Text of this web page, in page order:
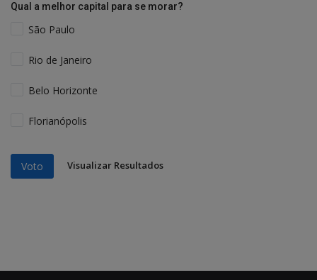
Qual a melhor capital para se morar?
São Paulo
Rio de Janeiro
Belo Horizonte
Florianópolis
Voto Visualizar Resultados